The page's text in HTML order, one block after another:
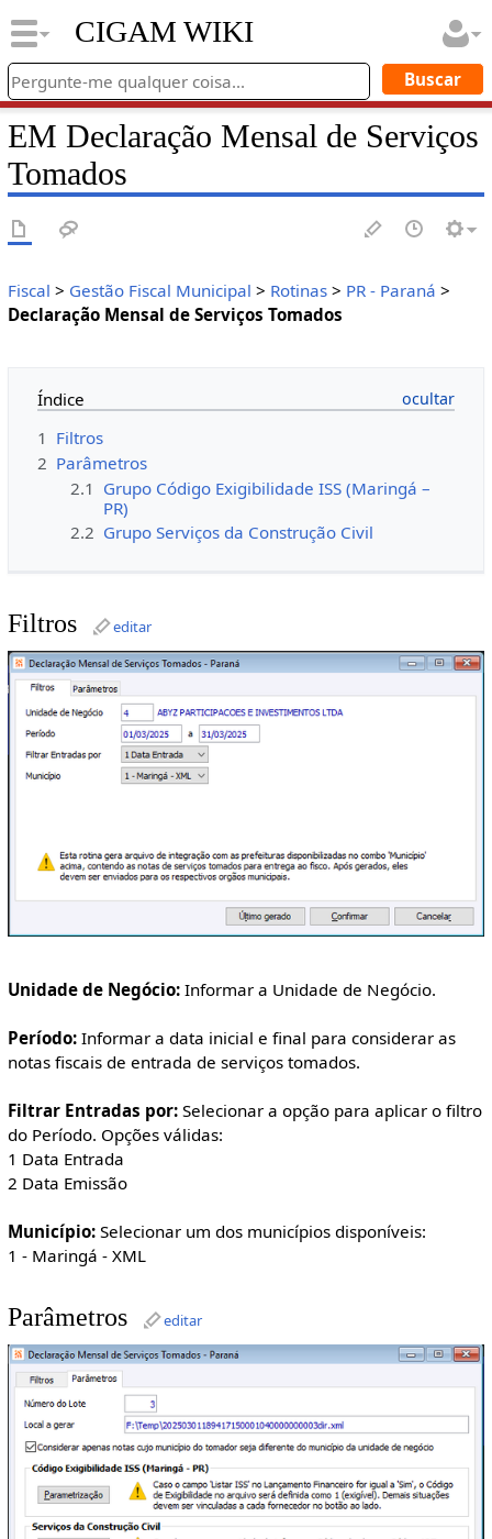
CIGAM WIKI
EM Declaração Mensal de Serviços
Tomados
Fiscal > Gestão Fiscal Municipal > Rotinas> PR - Paraná >
Declaração Mensal de Serviços Tomados
Índice
1 Filtros
2 Parâmetros
2.1 Grupo Código Exigibilidade ISS (Maringá –
PR)
2.2 Grupo Serviços da Construção Civil
Filtros editar
Unidade de Negócio:Informar a Unidade de Negócio.
Período:Informar a data inicial e final para considerar as
notas fiscais de entrada de serviços tomados.
Filtrar Entradas por:Selecionar a opção para aplicar o filtro
do Período. Opções válidas:
1 Data Entrada
2 Data Emissão
Município:Selecionar um dos municípios disponíveis:
1 - Maringá - XML
Parâmetros editar